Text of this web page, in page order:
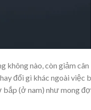
không nào, còn giảm cân
đổi gì khác ngoài việc
bắp (ở nam) như mong